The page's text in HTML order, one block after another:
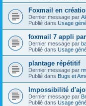
Foxmail en
Dernier message par
Publié dans Usage
foxmail 7 appli
Dernier message par
Publié dans Usage
plantage répétitif
Dernier message par
Publié dans Bugs et
Impossibilité
Dernier message par
Publié dans Usage